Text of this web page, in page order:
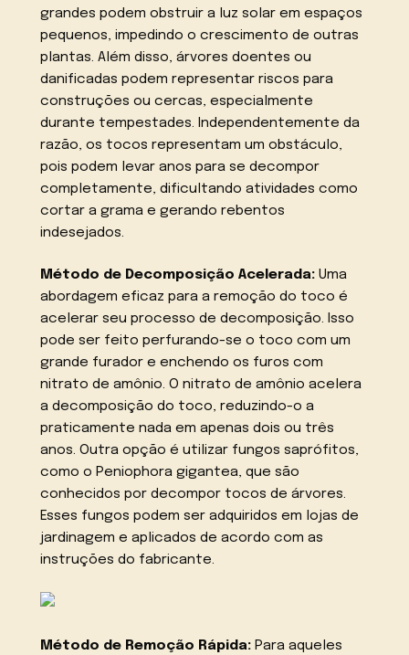
grandes podem obstruir a luz solar em espaços
pequenos, impedindo o crescimento de outras
plantas. Além disso, árvores doentes ou
danificadas podem representar riscos para
construções ou cercas, especialmente
durante tempestades. Independentemente da
razão, os tocos representam um obstáculo,
pois podem levar anos para se decompor
completamente, dificultando atividades como
cortar a grama e gerando rebentos
indesejados.
Método de Decomposição Acelerada: Uma
abordagem eficaz para a remoção do toco é
acelerar seu processo de decomposição. Isso
pode ser feito perfurando-se o toco com um
grande furador e enchendo os furos com
nitrato de amônio. O nitrato de amônio acelera
a decomposição do toco, reduzindo-o a
praticamente nada em apenas dois ou três
anos. Outra opção é utilizar fungos saprófitos,
como o Peniophora gigantea, que são
conhecidos por decompor tocos de árvores.
Esses fungos podem ser adquiridos em lojas de
jardinagem e aplicados de acordo com as
instruções do fabricante.
Método de Remoção Rápida: Para aqueles